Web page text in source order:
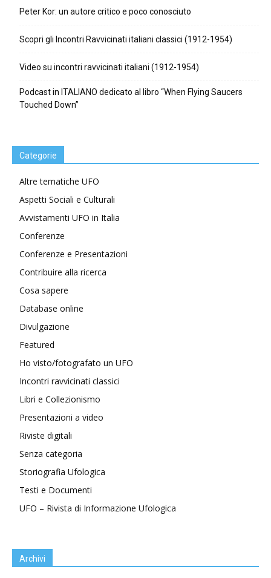
Peter Kor: un autore critico e poco conosciuto
Scopri gli Incontri Ravvicinati italiani classici (1912-1954)
Video su incontri ravvicinati italiani (1912-1954)
Podcast in ITALIANO dedicato al libro “When Flying Saucers
Touched Down”
Categorie
Altre tematiche UFO
Aspetti Sociali e Culturali
Avvistamenti UFO in Italia
Conferenze
Conferenze e Presentazioni
Contribuire alla ricerca
Cosa sapere
Database online
Divulgazione
Featured
Ho visto/fotografato un UFO
Incontri ravvicinati classici
Libri e Collezionismo
Presentazioni a video
Riviste digitali
Senza categoria
Storiografia Ufologica
Testi e Documenti
UFO – Rivista di Informazione Ufologica
Archivi